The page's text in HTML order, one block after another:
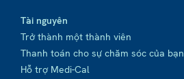
Tài nguyên
Trở thành một thành viên
Thanh toán cho sự chăm sóc của bạn
Hỗ trợ Medi-Cal